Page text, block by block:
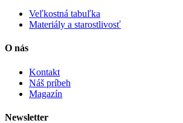
Veľkostná tabuľka
Materiály a starostlivosť
O nás
Kontakt
Náš príbeh
Magazín
Newsletter